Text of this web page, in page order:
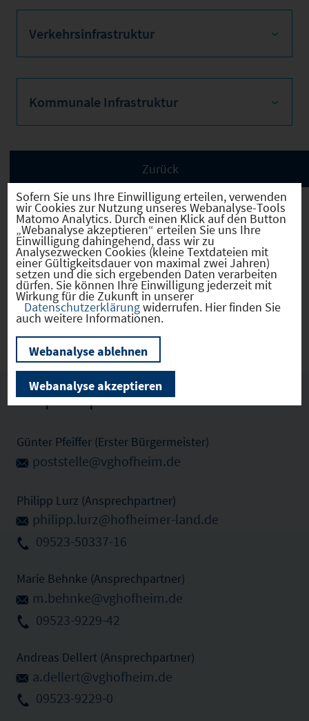
Verkehrsinfrastruktur
Kommunale Infrastruktur
Ermershausen(09674223)
Zu den Gewerbeimmobilien (1)
Zu den Gewerbeflächen (1)
Ansprechpartner vor Ort
Günter Pfeiffer (Erster Bürgermeister)
poststelle@vghofheim.de
Philipp Lurz (Ansprechpartner)
philipp.lurz@hofheimer-land.de
09523-50337-16
Marie Behnke (Ansprechpartner)
m.behnke@vghofheim.de
09523-9229-42
Andreas Dellert (Ansprechpartner)
a.dellert@vghofheim.de
09523-9229-0
Sofern Sie uns Ihre Einwilligung erteilen, verwenden
wir Cookies zur Nutzung unseres Webanalyse-Tools
Matomo Analytics. Durch einen Klick auf den Button
„Webanalyse akzeptieren“ erteilen Sie uns Ihre
Einwilligung dahingehend, dass wir zu
Analysezwecken Cookies (kleine Textdateien mit
einer Gültigkeitsdauer von maximal zwei Jahren)
setzen und die sich ergebenden Daten verarbeiten
dürfen. Sie können Ihre Einwilligung jederzeit mit
Wirkung für die Zukunft in unserer
Datenschutzerklärungwiderrufen. Hier finden Sie
auch weitere Informationen.
Webanalyse ablehnen
Webanalyse akzeptieren